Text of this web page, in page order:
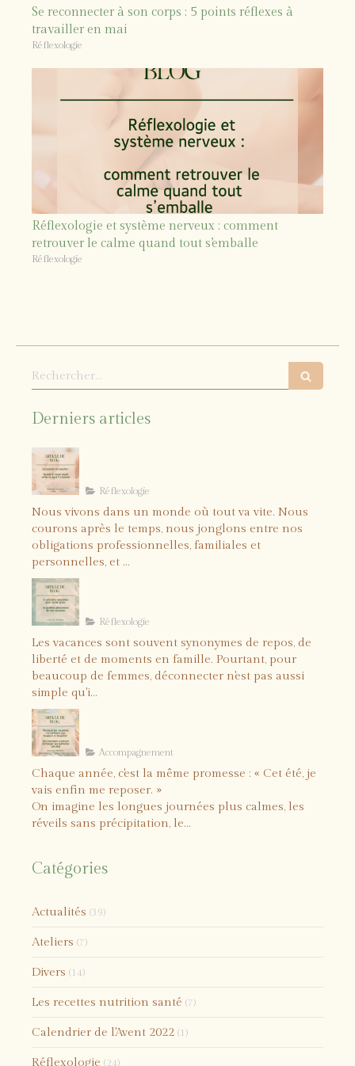
Se reconnecter à son corps : 5 points réflexes à
travailler en mai
Réflexologie
Réflexologie et système nerveux : comment
retrouver le calme quand tout s’emballe
Réflexologie
Rechercher
Derniers articles
besoin
Réflexologie
Nous vivons dans un monde où tout va vite. Nous
courons après le temps, nous jonglons entre nos
obligations professionnelles, familiales et
personnelles, et ...
pleinement de vos vacances
Réflexologie
Les vacances sont souvent synonymes de repos, de
liberté et de moments en famille. Pourtant, pour
beaucoup de femmes, déconnecter n'est pas aussi
simple qu'i...
Accompagnement
Chaque année, c'est la même promesse : « Cet été, je
vais enfin me reposer. »
On imagine les longues journées plus calmes, les
réveils sans précipitation, le...
Catégories
Actualités (39)
Ateliers (7)
Divers (14)
Les recettes nutrition santé (7)
Calendrier de l'Avent 2022 (1)
Réflexologie (24)